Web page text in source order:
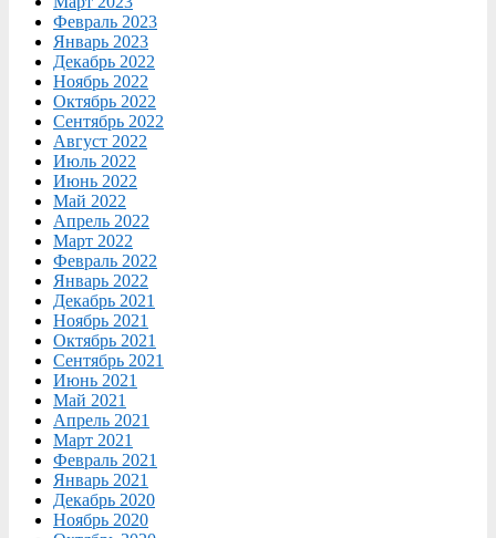
Февраль 2023
Январь 2023
Декабрь 2022
Ноябрь 2022
Октябрь 2022
Сентябрь 2022
Август 2022
Июль 2022
Июнь 2022
Май 2022
Апрель 2022
Март 2022
Февраль 2022
Январь 2022
Декабрь 2021
Ноябрь 2021
Октябрь 2021
Сентябрь 2021
Июнь 2021
Май 2021
Апрель 2021
Март 2021
Февраль 2021
Январь 2021
Декабрь 2020
Ноябрь 2020